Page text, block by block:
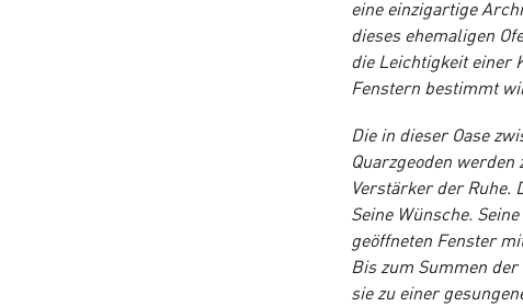
eine einzigartige
dieses ehemaligen
die Leichtigkeit einer
Fenstern bestimmt
Die in dieser Oase
Quarzgeoden
Verstärker der Ruhe.
Seine Wünsche.
geöffneten Fenster
Bis zum Summen der
sie zu einer